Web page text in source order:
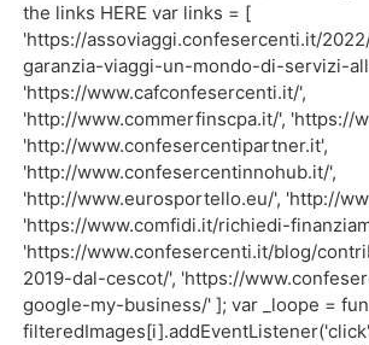
the links HERE var links = [
'https://assoviaggi.confesercenti.it/
garanzia-viaggi-un-mondo-di-servizi-
'https://www.cafconfesercenti.it/',
'http://www.commerfinscpa.it/', 'https://
'http://www.confesercentipartner.it',
'http://www.confesercentinnohub.it/',
'http://www.eurosportello.eu/', 'http://
'https://www.comfidi.it/richiedi-
'https://www.confesercenti.it/blog/
2019-dal-cescot/', 'https://
google-my-business/' ]; var _loope =